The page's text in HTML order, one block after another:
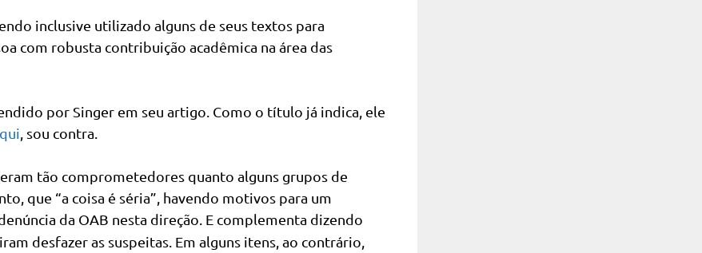
inclusive utilizado alguns de seus textos para
com robusta contribuição acadêmica na área das
por Singer em seu artigo. Como o título já indica, ele
, sou contra.
tão comprometedores quanto alguns grupos de
que “a coisa é séria”, havendo motivos para um
da OAB nesta direção. E complementa dizendo
desfazer as suspeitas. Em alguns itens, ao contrário,